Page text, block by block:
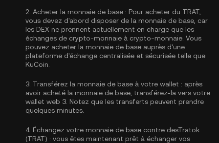
2. Acheter la monnaie de base : Pour acheter du TRAT,
vous devez d'abord disposer de la monnaie de base, car
les DEX ne prennent actuellement en charge que les
échanges de crypto-monnaie à crypto-monnaie. Vous
pouvez acheter la monnaie de base auprès d'une
plateforme d'échange centralisée et sécurisée telle que
KuCoin.
3. Transférez la monnaie de base à votre wallet : après
avoir acheté la monnaie de base, transférez-la vers votre
wallet web 3. Notez que les transferts peuvent prendre
quelques minutes.
4. Échangez votre monnaie de base contre desTratok
(TRAT) : vous êtes maintenant prêt à échanger vos